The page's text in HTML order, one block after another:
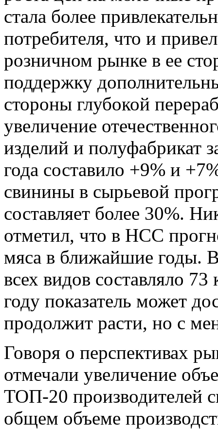
стала более
потребителя, что и
розничном рынке в ее
поддержку
стороны глубокой
увеличение
изделий и полуфабрикат
года составило +9% и
свинины в сырьевой
составляет более 30%.
отметил, что в НСС
мяса в ближайшие годы.
всех видов составляло
году показатель может
продолжит расти, но с
Говоря о перспективах
отмечали увеличение
ТОП-20 производителей
общем объеме